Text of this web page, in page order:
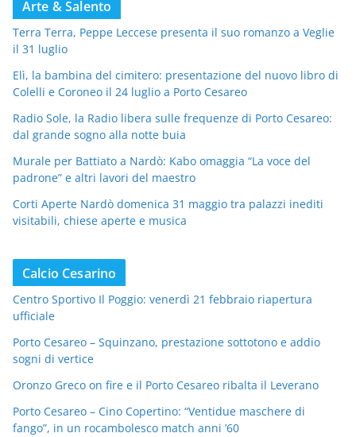
Arte & Salento
Terra Terra, Peppe Leccese presenta il suo romanzo a Veglie
il 31 luglio
Elì, la bambina del cimitero: presentazione del nuovo libro di
Colelli e Coroneo il 24 luglio a Porto Cesareo
Radio Sole, la Radio libera sulle frequenze di Porto Cesareo:
dal grande sogno alla notte buia
Murale per Battiato a Nardò: Kabo omaggia “La voce del
padrone” e altri lavori del maestro
Corti Aperte Nardò domenica 31 maggio tra palazzi inediti
visitabili, chiese aperte e musica
Calcio Cesarino
Centro Sportivo Il Poggio: venerdì 21 febbraio riapertura
ufficiale
Porto Cesareo – Squinzano, prestazione sottotono e addio
sogni di vertice
Oronzo Greco on fire e il Porto Cesareo ribalta il Leverano
Porto Cesareo – Cino Copertino: “Ventidue maschere di
fango”, in un rocambolesco match anni ’60